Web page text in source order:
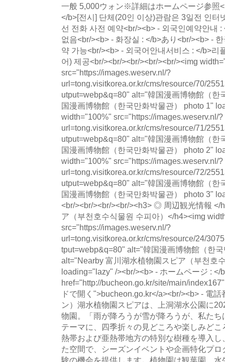
一般 5,000ウォン※詳細はホームページ参照
</b>[전시] 단체(20인 이상)관람은 3일전 인터
선 전화 사전 예약<br/><b> - 외국인예약안내
없음<br/><b> - 화장실 : </b>あり<br/><b> -
약 가능<br/><b> - 외국어안내서비스 : </b>리
어) 제공<br/><br/><br/><br/><br/><img
src="https://images.weserv.nl/?
url=tong.visitkorea.or.kr/cms/resource/70/
utput=webp&q=80" alt="韓国漫画博物館（한
国漫画博物館（한국만화박물관） photo 1"
width="100%" src="https://images.weserv.nl/?
url=tong.visitkorea.or.kr/cms/resource/71/
utput=webp&q=80" alt="韓国漫画博物館（한
国漫画博物館（한국만화박물관） photo 2"
width="100%" src="https://images.weserv.nl/?
url=tong.visitkorea.or.kr/cms/resource/72/
utput=webp&q=80" alt="韓国漫画博物館（한
国漫画博物館（한국만화박물관） photo 3"
<br/><br/><br/><br/><h3> ◎ 周辺観光情報
ア（부천호수식물원 수피아）</h4><img
src="https://images.weserv.nl/?
url=tong.visitkorea.or.kr/cms/resource/24/
tput=webp&q=80" alt="韓国漫画博物館（한
alt="Nearby 富川湖水植物園スピア（부천호
loading="lazy" /><br/><b> - ホームページ : </
href="http://bucheon.go.kr/site/main/
ドで開く">bucheon.go.kr</a><br/><b> - 電
ン）湖水植物園スピアは、上洞湖水公園に
物園。「雨が降ろうが雪が降ろうが、私た
テーマに、四季折々の見どころや楽しみど
熱帯および亜熱帯地方の特別な樹種を導入
た空間で、シーズンイベントや企画特化プ
験の機会を提供します。植物園は観葉園、